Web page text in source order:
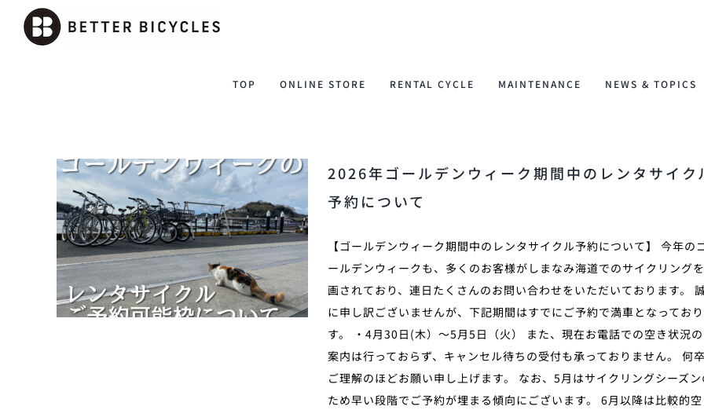
TOP ONLINE STORE RENTAL CYCLE MAINTENANCE NEWS & TOPICS
2026年ゴールデンウィーク期間中のレンタサイク
予約について
【ゴールデンウィーク期間中のレンタサイクル予約について】 今年の
ールデンウィークも、多くのお客様がしまなみ海道でのサイクリング
画されており、連日たくさんのお問い合わせをいただいております。
に申し訳ございませんが、下記期間はすでにご予約で満車となってお
す。 ・4月30日(木）〜5月5日（火） また、現在お電話での空き状況
案内は行っておらず、キャンセル待ちの受付も承っておりません。 何卒
ご理解のほどお願い申し上げます。 なお、5月はサイクリングシーズン
ため早い段階でご予約が埋まる傾向にございます。 6月以降は比較的空